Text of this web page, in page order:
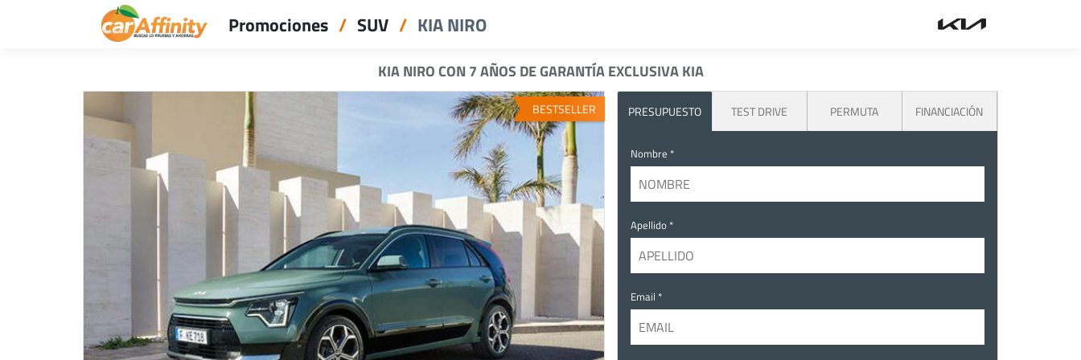
Promociones SUV KIA NIRO
KIA NIRO CON 7 AÑOS DE GARANTÍA EXCLUSIVA KIA
BESTSELLER PRESUPUESTO TEST DRIVE PERMUTA FINANCIACIÓN
Nombre *
Apellido *
Email *